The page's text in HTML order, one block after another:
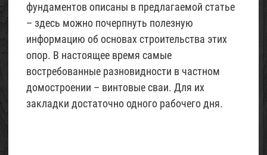
фундаментов описаны в предлагаемой статье
– здесь можно почерпнуть полезную
информацию об основах строительства этих
опор. В настоящее время самые
востребованные разновидности в частном
домостроении – винтовые сваи. Для их
закладки достаточно одного рабочего дня.
Проект
небольшого
каркасного
садового
домика
(с
описанием)